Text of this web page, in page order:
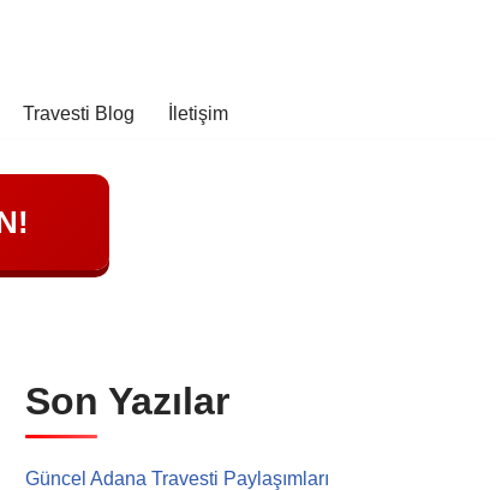
Travesti Blog İletişim
Son Yazılar
Güncel Adana Travesti Paylaşımları